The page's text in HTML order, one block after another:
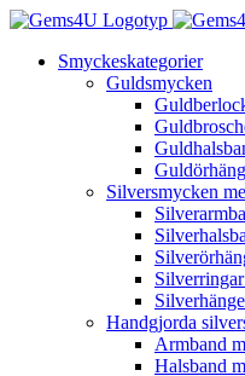
Fortsätt
innehålletSmyckeskategorier
Guldsmycken
Silversmycken
Handgjorda
Armband
Halsband